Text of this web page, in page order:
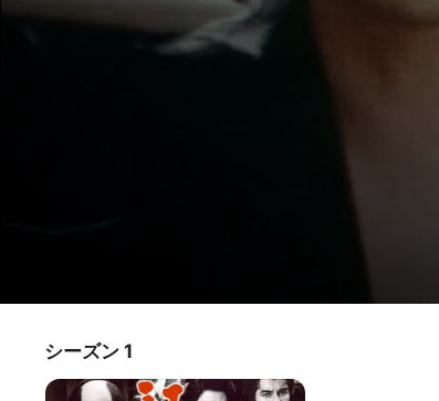
テレビ番組
ドラマ
シーズン 1